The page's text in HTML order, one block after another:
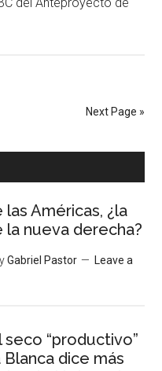
Next Page »
las Américas, ¿la
la nueva derecha?
Gabriel Pastor
Leave a
seco “productivo”
Blanca dice más